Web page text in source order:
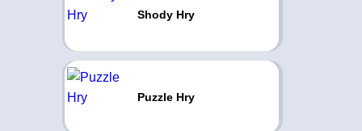
Shody Hry
Puzzle Hry